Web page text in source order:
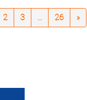
2 3 ... 26 »